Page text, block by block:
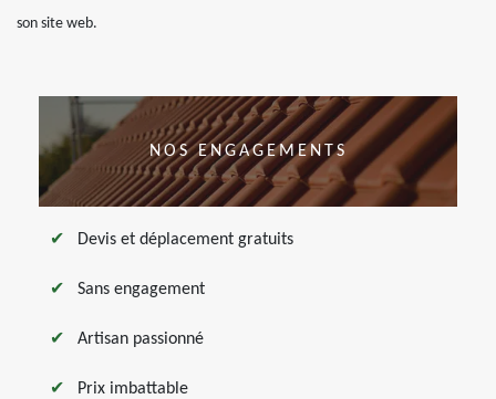
son site web.
NOS ENGAGEMENTS
Devis et déplacement gratuits
Sans engagement
Artisan passionné
Prix imbattable